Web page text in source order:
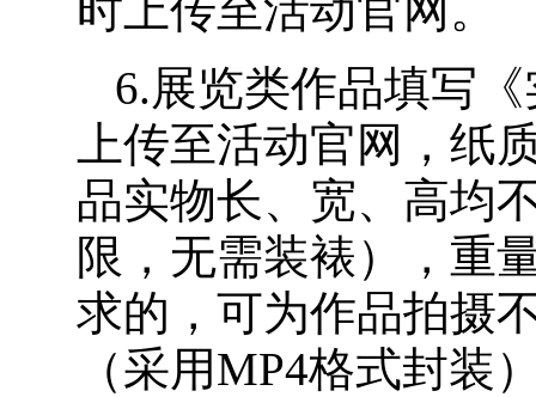
6.展览类作品填写
上传至活动官网，纸
品实物长、宽、高均
限，无需装裱），重
求的，可为作品拍摄
（采用MP4格式封装